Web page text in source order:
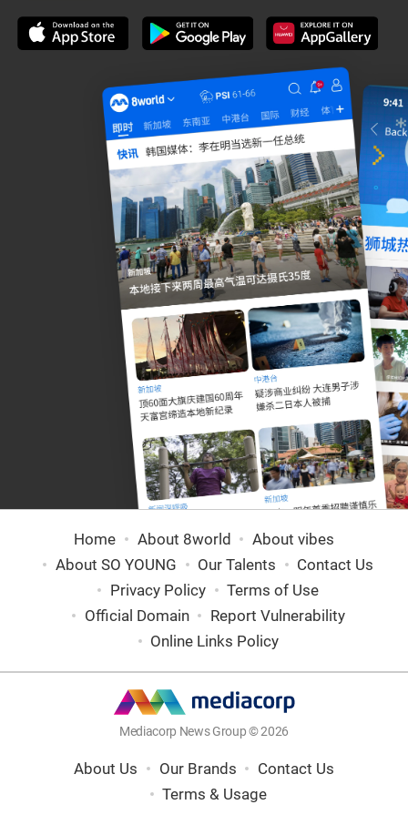
Home About 8world
About vibes
About SO YOUNG
Our Talents
Contact Us
Privacy Policy
Terms of Use
Official Domain
Report Vulnerability
Online Links Policy
Mediacorp News Group © 2026
About Us Our Brands
Contact Us
Terms & Usage